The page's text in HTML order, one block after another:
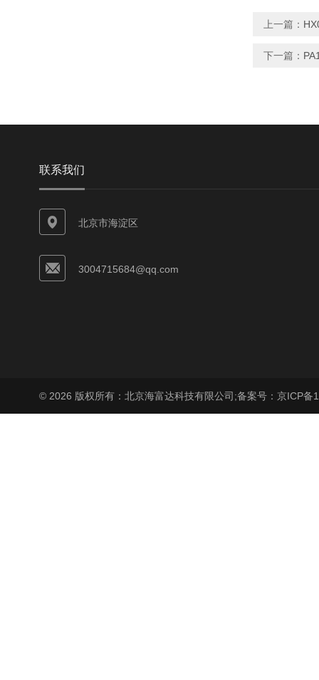
上一篇：
下一篇：
联系我们
北京市海淀区
3004715684@qq.com
© 2026 版权所有：北京海富达科技有限公司;备案号：京ICP备